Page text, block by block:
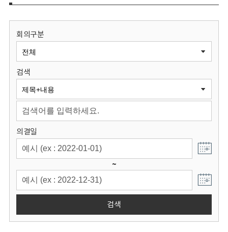
보
원
회
회의구분
검색
의결일
~
검색